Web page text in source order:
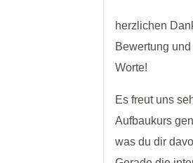
herzlichen
Bewertung
Worte!
Es freut uns
Aufbaukurs
was du dir